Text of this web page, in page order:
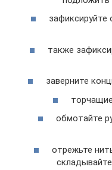
зафиксируйте
также
заверните
обмотайте
отрежьте